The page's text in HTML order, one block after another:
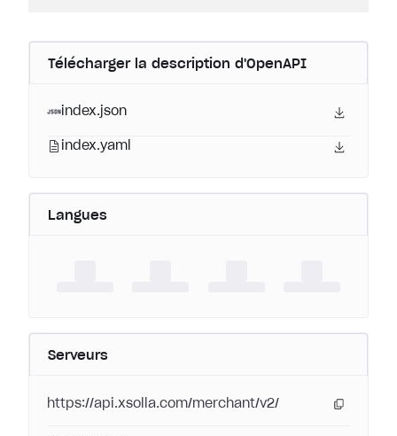
Télécharger la description d'OpenAPI
index.json
index.yaml
Langues
Serveurs
https://api.xsolla.com/merchant/v2/